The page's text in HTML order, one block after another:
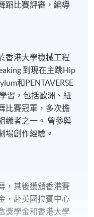
蹈比賽評審，編導
香港大學機械工程
到現在主跳Hip
和PENTAVERSE
習，包括歐洲、紐
比賽冠軍，多次擔
織者之一。 曾參與
場創作經驗。
，其後獲頒香港賽
，赴英國拉賓中心
獎學金和香港大學